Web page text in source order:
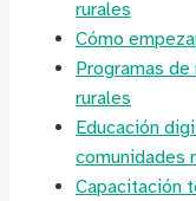
rurales
Cómo
Programas
rurales
Educación
comunidades
Capacitación